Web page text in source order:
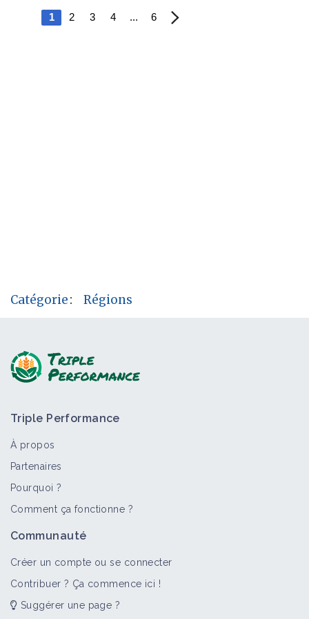
1 2 3 4 ... 6
Catégorie: Régions
Triple Performance
À propos
Partenaires
Pourquoi ?
Comment ça fonctionne ?
Communauté
Créer un compte ou se connecter
Contribuer ? Ça commence ici !
Suggérer une page ?